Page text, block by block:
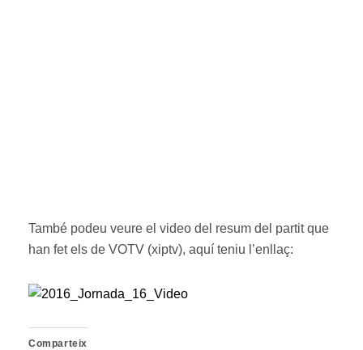
També podeu veure el video del resum del partit que
han fet els de VOTV (xiptv), aquí teniu l’enllaç:
Comparteix